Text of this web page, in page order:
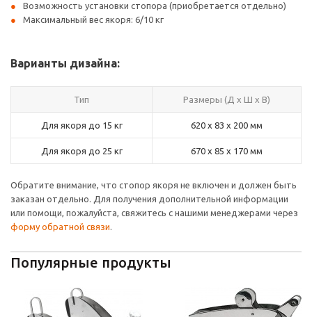
Возможность установки стопора (приобретается отдельно)
Максимальный вес якоря: 6/10 кг
Варианты дизайна:
Тип Размеры (Д x Ш x В)
Для якоря до 15 кг 620 x 83 x 200 мм
Для якоря до 25 кг 670 x 85 x 170 мм
Обратите внимание, что стопор якоря не включен и должен быть
заказан отдельно. Для получения дополнительной информации
или помощи, пожалуйста, свяжитесь с нашими менеджерами через
форму обратной связи.
Популярные продукты